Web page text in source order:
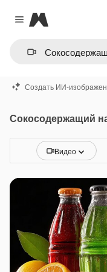
Close menu
Magnific
Создать ИИ-
Сокосодержащий
Видео